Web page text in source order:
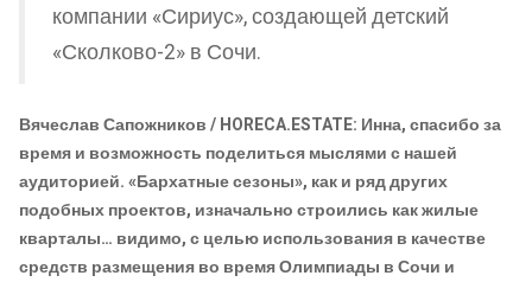
компании «Сириус», создающей детский
«Сколково-2» в Сочи.
Вячеслав Сапожников / HORECA.ESTATE: Инна, спасибо за
время и возможность поделиться мыслями с нашей
аудиторией. «Бархатные сезоны», как и ряд других
подобных проектов, изначально строились как жилые
кварталы… видимо, с целью использования в качестве
средств размещения во время Олимпиады в Сочи и